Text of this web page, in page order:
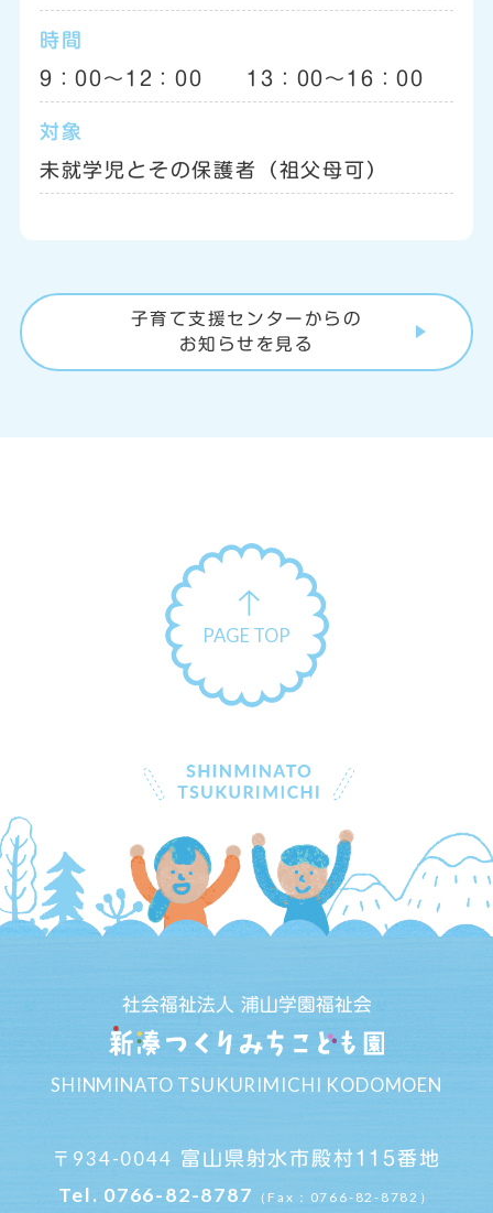
時間
9：00〜12：00 13：00〜16：00
対象
未就学児とその保護者（祖父母可）
子育て支援センターからの
お知らせを見る
PAGE TOP
社会福祉法人 浦山学園福祉会
SHINMINATO TSUKURIMICHI KODOMOEN
〒 934-0044 富山県射水市殿村115番地
Tel. 0766-82-8787 （Fax：0766-82-8782）